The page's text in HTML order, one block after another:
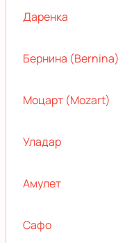
Даренка
Бернина (Bernina)
Моцарт (Mozart)
Уладар
Амулет
Сафо